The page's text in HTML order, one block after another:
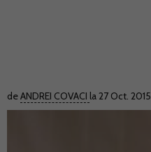
deANDREI COVACI la 27 Oct. 2015